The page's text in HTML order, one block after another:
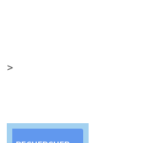
>
Rechercher :